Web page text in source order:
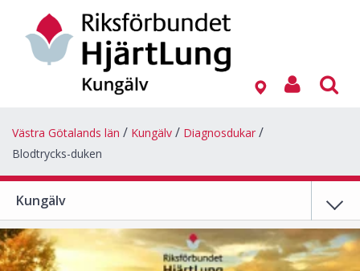
Västra Götalands län Kungälv
Diagnosdukar
Blodtrycks-duken
Kungälv